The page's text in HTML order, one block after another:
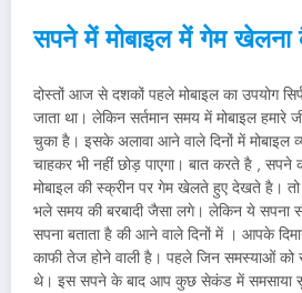
सपने में मोबाइल में गेम खेलना
दोस्तों आज से दशकों पहले मोबाइल का उपयोग
जाता था। लेकिन सर्तमान समय में मोबाइल हमारे
चुका है। इसके अलावा आने वाले दिनों में मोबाइल
चाहकर भी नहीं छोड़ पाएगा। बात करते है ,
मोबाइल की स्क्रीन पर गेम खेलते हुए देखते है।
भले समय की बरबादी जैसा लगे। लेकिन ये सपना
सपना बताता है की आने वाले दिनों में । आपके
काफी तेज होने वाली है। पहले जिन समस्याओं
थे। इस सपने के बाद आप कुछ सेकंड में समसाया